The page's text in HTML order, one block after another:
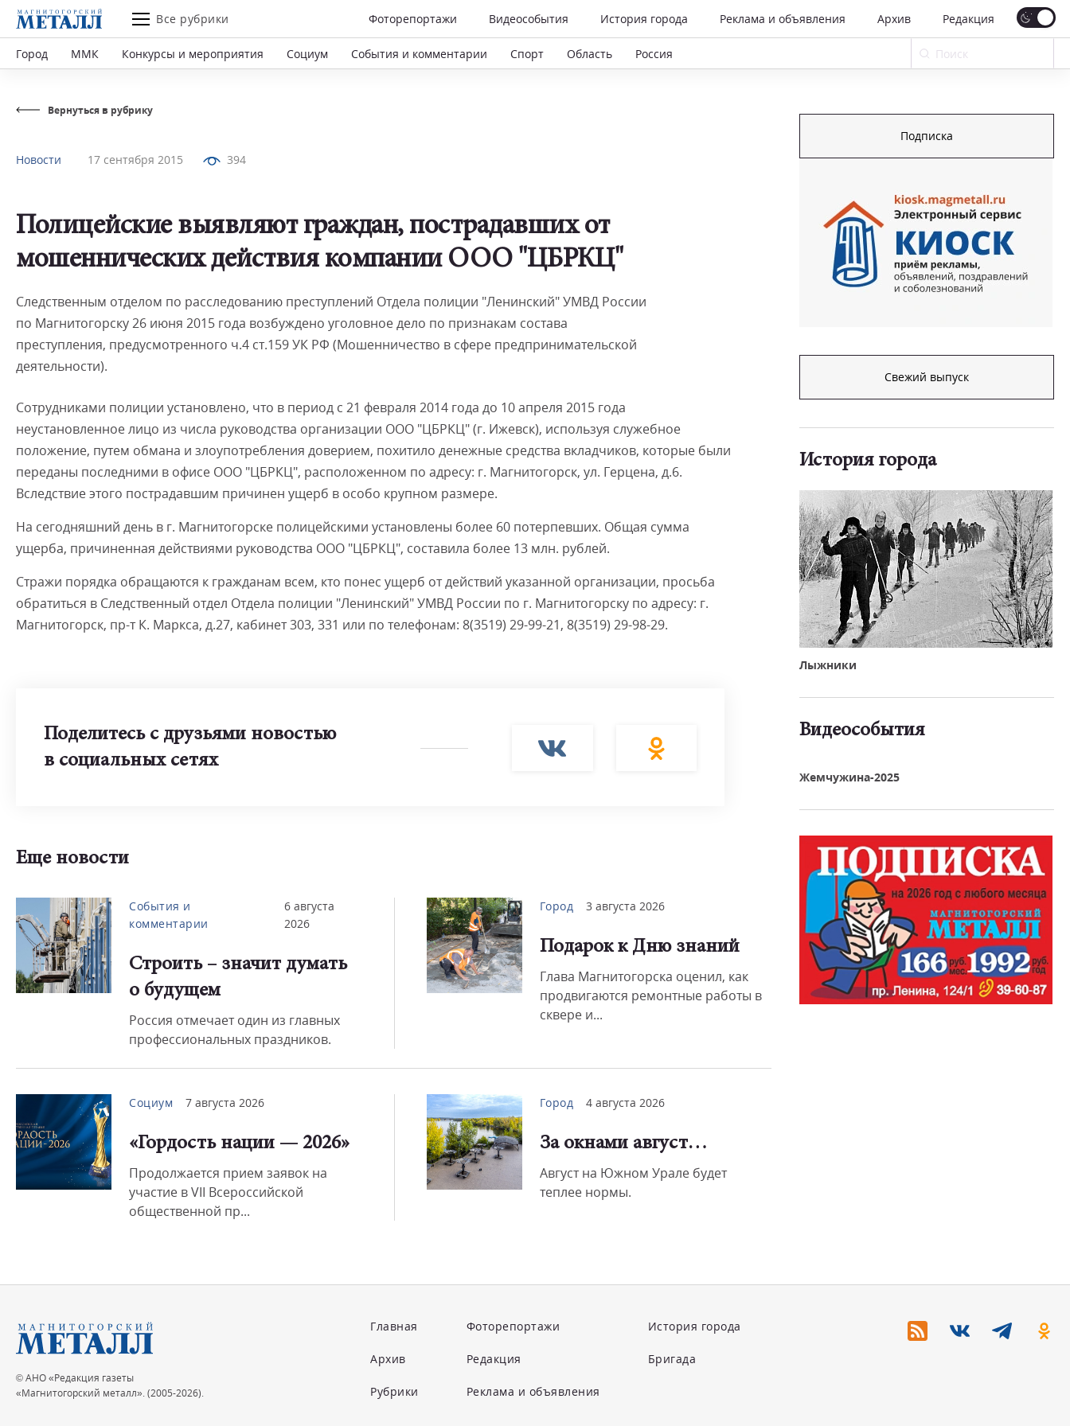
Все рубрики Фоторепортажи Видеособытия История города Реклама и объявления Архив Редакция
Город ММК Конкурсы и мероприятия Социум События и комментарии Спорт Область Россия
Вернуться в рубрику
Новости 17 сентября 2015 394
Полицейские выявляют граждан, пострадавших от
мошеннических действия компании ООО "ЦБРКЦ"
Следственным отделом по расследованию преступлений Отдела полиции "Ленинский" УМВД России
по Магнитогорску 26 июня 2015 года возбуждено уголовное дело по признакам состава
преступления, предусмотренного ч.4 ст.159 УК РФ (Мошенничество в сфере предпринимательской
деятельности).
Сотрудниками полиции установлено, что в период с 21 февраля 2014 года до 10 апреля 2015 года
неустановленное лицо из числа руководства организации ООО "ЦБРКЦ" (г. Ижевск), используя служебное
положение, путем обмана и злоупотребления доверием, похитило денежные средства вкладчиков, которые были
переданы последними в офисе ООО "ЦБРКЦ", расположенном по адресу: г. Магнитогорск, ул. Герцена, д.6.
Вследствие этого пострадавшим причинен ущерб в особо крупном размере.
На сегодняшний день в г. Магнитогорске полицейскими установлены более 60 потерпевших. Общая сумма
ущерба, причиненная действиями руководства ООО "ЦБРКЦ", составила более 13 млн. рублей.
Стражи порядка обращаются к гражданам всем, кто понес ущерб от действий указанной организации, просьба
обратиться в Следственный отдел Отдела полиции "Ленинский" УМВД России по г. Магнитогорску по адресу: г.
Магнитогорск, пр-т К. Маркса, д.27, кабинет 303, 331 или по телефонам: 8(3519) 29-99-21, 8(3519) 29-98-29.
Поделитесь с друзьями новостью
в социальных сетях
Еще новости
События и
комментарии
6 августа
2026
Строить – значит думать
о будущем
Россия отмечает один из главных
профессиональных праздников.
Город 3 августа 2026
Подарок к Дню знаний
Глава Магнитогорска оценил, как
продвигаются ремонтные работы в
сквере и...
Социум 7 августа 2026
«Гордость нации — 2026»
Продолжается прием заявок на
участие в VII Всероссийской
общественной пр...
Город 4 августа 2026
За окнами август…
Август на Южном Урале будет
теплее нормы.
Подписка
Свежий выпуск
История города
Лыжники
Видеособытия
Жемчужина-2025
© АНО «Редакция газеты
«Магнитогорский металл». (2005-2026).
Главная
Архив
Рубрики
Фоторепортажи
Редакция
Реклама и объявления
История города
Бригада